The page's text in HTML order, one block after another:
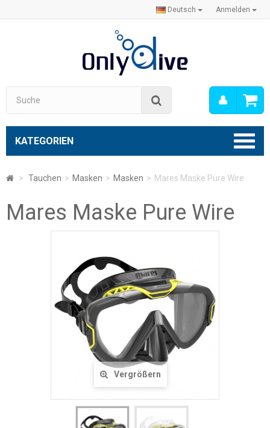
Anmelden
Deutsch
Mein
Konto
KATEGORIEN
> Tauchen > Masken > Masken > Mares Maske Pure Wire
Mares Maske Pure Wire
Vergrößern